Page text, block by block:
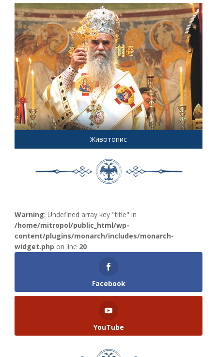
Животопис
Warning: Undefined array key "title" in
/home/mitropol/public_html/wp-
content/plugins/monarch/includes/monarch-
widget.php on line 20
Facebook
YouTube